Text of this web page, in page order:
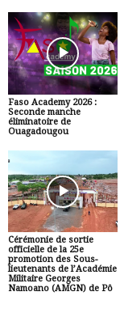
Faso Academy 2026 :
Seconde manche
éliminatoire de
Ouagadougou
Cérémonie de sortie
officielle de la 25e
promotion des Sous-
lieutenants de l’Académie
Militaire Georges
Namoano (AMGN) de Pô